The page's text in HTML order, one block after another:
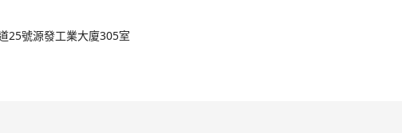
25號源發工業大廈305室